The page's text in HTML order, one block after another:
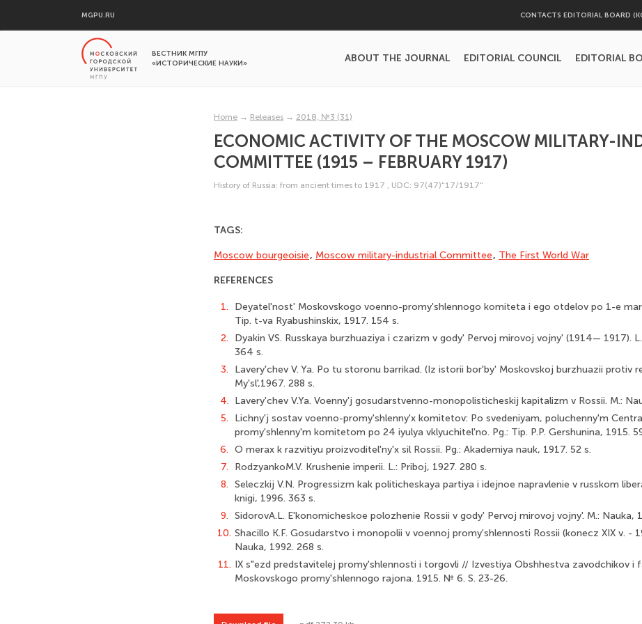
MGPU.RU CONTACTS EDITORIAL BOARD
ВЕСТНИК МГПУ
«ИСТОРИЧЕСКИЕ НАУКИ»
ABOUT THE JOURNAL EDITORIAL COUNCIL EDITORIAL
Home → Releases → 2018, №3 (31)
ECONOMIC ACTIVITY OF THE MOSCOW MILITARY-
COMMITTEE (1915 – FEBRUARY 1917)
History of Russia: from ancient times to 1917 , UDC: 97(47)"17/1917"
TAGS:
Moscow bourgeoisie, Moscow military-industrial Committee, The First World War
REFERENCES
1.
Deyatel'nost' Moskovskogo voenno-promy'shlennogo komiteta i ego otdelov po 1-e
Tip. t-va Ryabushinskix, 1917. 154 s.
2.
Dyakin VS. Russkaya burzhuaziya i czarizm v gody' Pervoj mirovoj vojny' (1914— 1917).
364 s.
3.
Lavery'chev V. Ya. Po tu storonu barrikad. (Iz istorii bor'by' Moskovskoj burzhuazii protiv
My'sl',1967. 288 s.
4. Lavery'chev V.Ya. Voenny'j gosudarstvenno-monopolisticheskij kapitalizm v Rossii. M.:
5.
Lichny'j sostav voenno-promy'shlenny'x komitetov: Po svedeniyam, poluchenny'm
promy'shlenny'm komitetom po 24 iyulya vklyuchitel'no. Pg.: Tip. P.P. Gershunina, 1915.
6. O merax k razvitiyu proizvoditel'ny'x sil Rossii. Pg.: Akademiya nauk, 1917. 52 s.
7.
RodzyankoM.V. Krushenie imperii. L.: Priboj, 1927. 280 s.
8. Seleczkij V.N. Progressizm kak politicheskaya partiya i idejnoe napravlenie v russkom
knigi, 1996. 363 s.
9. SidorovA.L. E'konomicheskoe polozhenie Rossii v gody' Pervoj mirovoj vojny'. M.: Nauka,
10. Shacillo K.F. Gosudarstvo i monopolii v voennoj promy'shlennosti Rossii (konecz XIX v. -
Nauka, 1992. 268 s.
11. IX s"ezd predstavitelej promy'shlennosti i torgovli // Izvestiya Obshhestva zavodchikov i
Moskovskogo promy'shlennogo rajona. 1915. № 6. S. 23-26.